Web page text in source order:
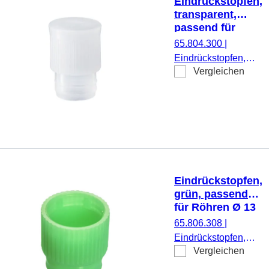
transparent,
passend für
Röhren Ø 14 mm
65.804.300
Eindrückstopfen,
transparent,
Vergleichen
Eindrückstopfen,
grün, passend
für Röhren Ø 13
mm
65.806.308
Eindrückstopfen,
grün, passend für
Vergleichen